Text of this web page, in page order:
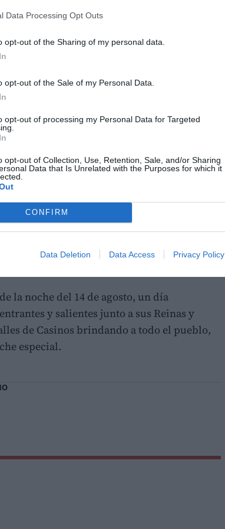
Data Processing Opt Outs
opt-out of the Sharing of my personal data.
opt-out of the Sale of my Personal Data.
opt-out of processing my Personal Data for Targeted
opt-out of Collection, Use, Retention, Sale, and/or Sharing
Data that Is Unrelated with the Purposes for which it
CONFIRM
Data Deletion Data Access Privacy Policy
procedió a nombrar a las cortes de
27.
son las siguientes:
infantil: Sofía Bouannane, Laia Calduch y
Lafuente.
por: Helena Cabrera Esteve, Marta
María Saez Gómez, Sandra Poveda
señorita: Laura Gómez Vidal.
ya el trabajo y la preparación de esa gran
del 14 de agosto,donde serán
el marco de las fiestas patronales y donde
al igual que nos ofrecerán los
acto, una ceremonia entrañable y
la noche del 14 de agosto, un día
y salientes junto a sus Reinas y
de Casinos brindando a todo el pueblo,
especial.